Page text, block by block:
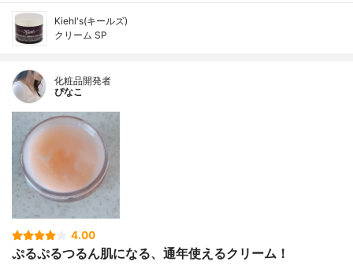
Kiehl's(キールズ)
クリーム SP
化粧品開発者
ぴなこ
4.00
ぷるぷるつるん肌になる、通年使えるクリーム！